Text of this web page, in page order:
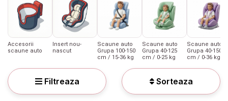
Branduri
CARUCIOARE COPII
Accesorii
scaune auto
Insert nou-
nascut
Scaune auto
Grupa 100-150
cm / 15-36 kg
Scaune auto
Grupa 40-125
cm / 0-25 kg
Scaune auto
Grupa 40-150
cm / 0-36 kg
Filtreaza Sorteaza